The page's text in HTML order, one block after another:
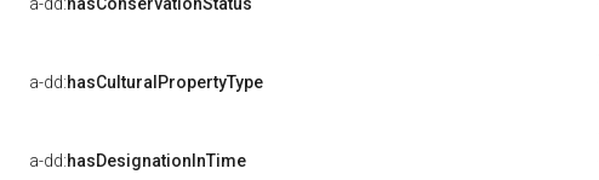
a-dd:hasCulturalPropertyType
a-dd:hasDesignationInTime